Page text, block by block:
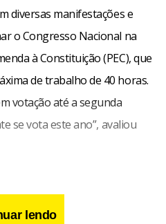
diversas manifestações e
o Congresso Nacional na
à Constituição (PEC), que
de trabalho de 40 horas.
votação até a segunda
se vota este ano”, avaliou
lendo